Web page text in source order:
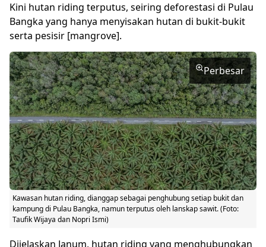
Kini hutan riding terputus, seiring deforestasi di Pulau
Bangka yang hanya menyisakan hutan di bukit-bukit
serta pesisir [mangrove].
Perbesar
Kawasan hutan riding, dianggap sebagai penghubung setiap bukit dan
kampung di Pulau Bangka, namun terputus oleh lanskap sawit. (Foto:
Taufik Wijaya dan Nopri Ismi)
Dijelaskan Janum, hutan riding yang menghubungkan